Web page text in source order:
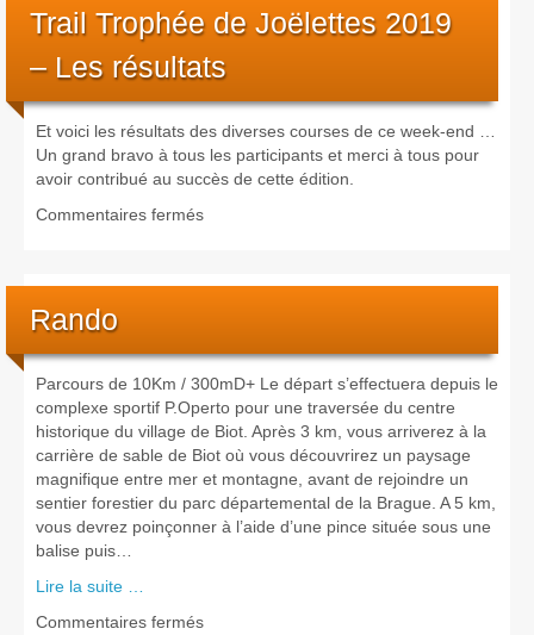
Mai
Trail Trophée de Joëlettes 2019
– Les résultats
Et voici les résultats des diverses courses de ce week-end …
Un grand bravo à tous les participants et merci à tous pour
avoir contribué au succès de cette édition.
Commentaires ferméssur
de
–
Les
résultats
Rando
Parcours de 10Km / 300mD+ Le départ s’effectuera depuis le
complexe sportif P.Operto pour une traversée du centre
historique du village de Biot. Après 3 km, vous arriverez à la
carrière de sable de Biot où vous découvrirez un paysage
magnifique entre mer et montagne, avant de rejoindre un
sentier forestier du parc départemental de la Brague. A 5 km,
vous devrez poinçonner à l’aide d’une pince située sous une
balise puis…
Lire la suite …
Commentaires ferméssur